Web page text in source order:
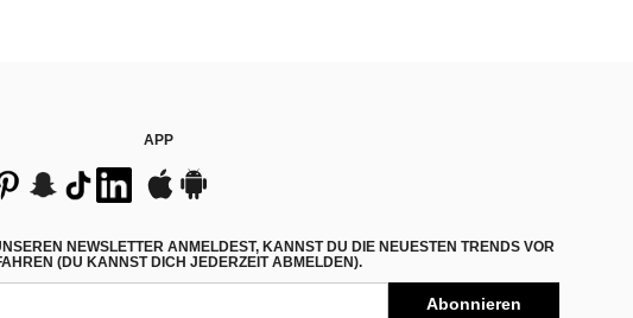
APP
NEWSLETTER ANMELDEST, KANNST DU DIE NEUESTEN TRENDS VOR
(DU KANNST DICH JEDERZEIT ABMELDEN).
Abonnieren